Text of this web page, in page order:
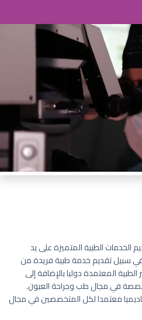
الخدمات الطبية المتميزة على يد
سبيل تقديم خدمة طبية فريدة من
المعتمدة دوليا بالإضافة إلى
في مجال طب وجراحة العيون.
معتمدا لكل المتخصصين في مجال